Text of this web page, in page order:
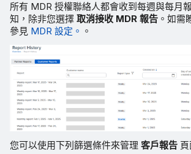
所有 MDR 授權聯絡人都會收到每週與每月
知，除非您選擇 取消接收 MDR 報告 。如需
參見 MDR 設定。 。
您可以使用下列篩選條件來管理 客戶報告